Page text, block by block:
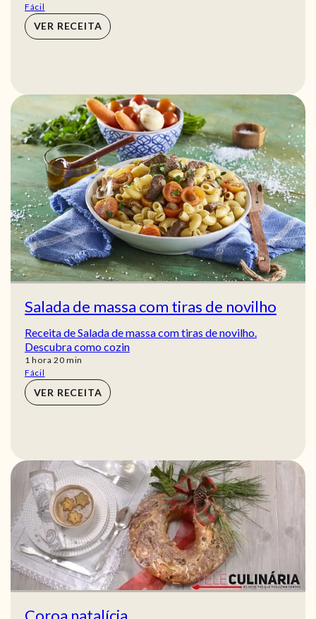
Fácil
VER RECEITA
Salada de massa com tiras de novilho
Receita de Salada de massa com tiras de novilho.
Descubra como cozin
1 hora
hora 20min
min
Fácil
VER RECEITA